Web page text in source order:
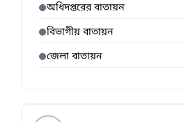
অধিদপ্তরের বাতায়ন
বিভাগীয় বাতায়ন
জেলা বাতায়ন